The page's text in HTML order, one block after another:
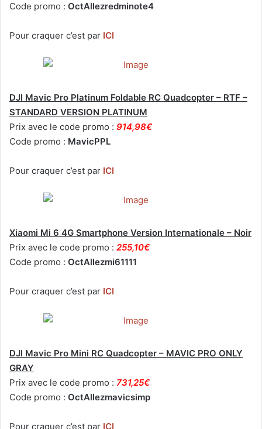
Code promo : OctAllezredminote4
Pour craquer c’est par ICI
DJI Mavic Pro Platinum Foldable RC Quadcopter – RTF –
STANDARD VERSION PLATINUM
Prix avec le code promo : 914,98€
Code promo : MavicPPL
Pour craquer c’est par ICI
Xiaomi Mi 6 4G Smartphone Version Internationale – Noir
Prix avec le code promo : 255,10€
Code promo : OctAllezmi61111
Pour craquer c’est par ICI
DJI Mavic Pro Mini RC Quadcopter – MAVIC PRO ONLY
GRAY
Prix avec le code promo : 731,25€
Code promo : OctAllezmavicsimp
Pour craquer c’est par ICI